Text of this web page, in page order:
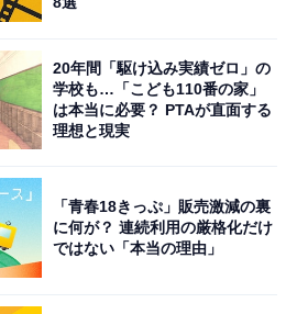
容に関係なくメロディーを口
性）」
20年間「駆け込み実績ゼロ」の
学校も…「こども110番の家」
は本当に必要？ PTAが直面する
理想と現実
「青春18きっぷ」販売激減の裏
に何が？ 連続利用の厳格化だけ
ではない「本当の理由」